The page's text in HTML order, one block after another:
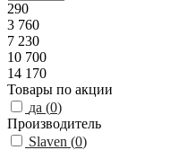
290
3 760
7 230
10 700
14 170
Товары по акции
да (0)
Производитель
Slaven (0)